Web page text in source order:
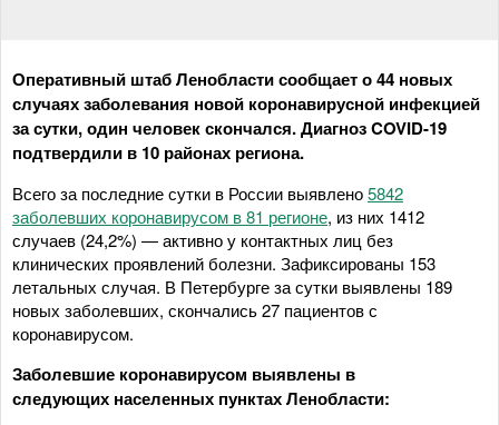
Оперативный штаб Ленобласти сообщает о 44 новых
случаях заболевания новой коронавирусной инфекцией
за сутки, один человек скончался. Диагноз COVID-19
подтвердили в 10 районах региона.
Всего за последние сутки в России выявлено5842
заболевших коронавирусом в 81 регионе, из них 1412
случаев (24,2%) — активно у контактных лиц без
клинических проявлений болезни. Зафиксированы 153
летальных случая. В Петербурге за сутки выявлены 189
новых заболевших, скончались 27 пациентов с
коронавирусом.
Заболевшие коронавирусом выявлены в
следующих населенных пунктах Ленобласти: